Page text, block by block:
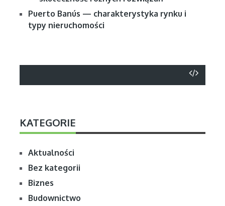
Puerto Banús — charakterystyka rynku i
typy nieruchomości
KATEGORIE
Aktualności
Bez kategorii
Biznes
Budownictwo